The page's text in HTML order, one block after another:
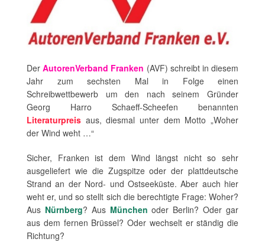
DerAutorenVerband Franken (AVF) schreibt in diesem
Jahr zum sechsten Mal in Folge einen
Schreibwettbewerb um den nach seinem Gründer
Georg Harro Schaeff-Scheefen benannten
Literaturpreis aus, diesmal unter dem Motto „Woher
der Wind weht …“
Sicher, Franken ist dem Wind längst nicht so sehr
ausgeliefert wie die Zugspitze oder der plattdeutsche
Strand an der Nord- und Ostseeküste. Aber auch hier
weht er, und so stellt sich die berechtigte Frage: Woher?
Aus Nürnberg? Aus München oder Berlin? Oder gar
aus dem fernen Brüssel? Oder wechselt er ständig die
Richtung?